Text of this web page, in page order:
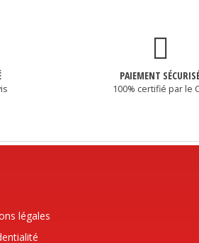
PAIEMENT
100% certifié par le
légales